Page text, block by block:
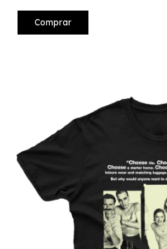
Comprar